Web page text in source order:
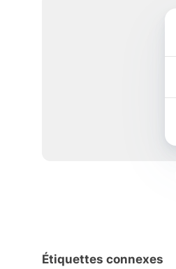
Étiquettes connexes